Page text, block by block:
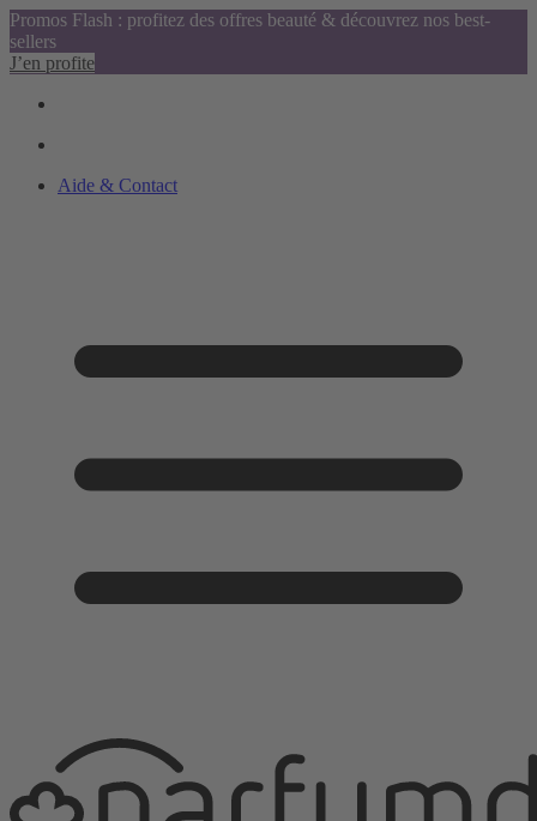
Promos Flash : profitez des offres beauté & découvrez nos best-
sellers
J’en profite
Aide & Contact